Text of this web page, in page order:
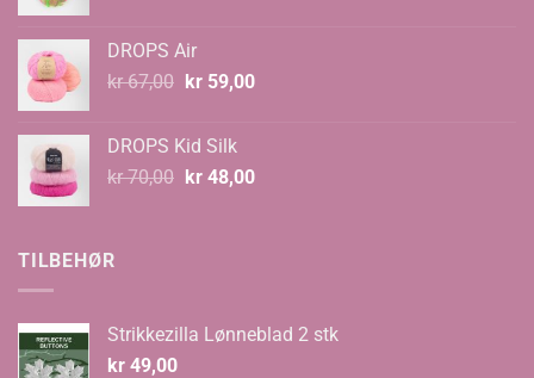
DROPS Air
kr67,00 Opprinnelig
kr 67,00.
kr59,00Nåværende
DROPS Kid Silk
kr70,00 Opprinnelig
kr48,00Nåværende
TILBEHØR
Strikkezilla Lønneblad 2 stk
kr 49,00